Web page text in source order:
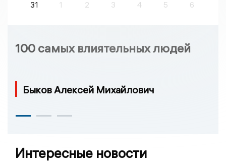
31
1 2 3 4 5 6
100 самых влиятельных людей
Быков Алексей Михайлович
Интересные новости